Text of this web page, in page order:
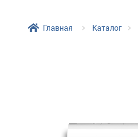
Главная Каталог